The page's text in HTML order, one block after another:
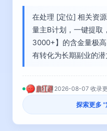
在处理 [定位] 相关资
量主B计划，一键提取
3000+】的含金量极
有转化为长期副业的潜
2026-08-07 收录
探索更多 "